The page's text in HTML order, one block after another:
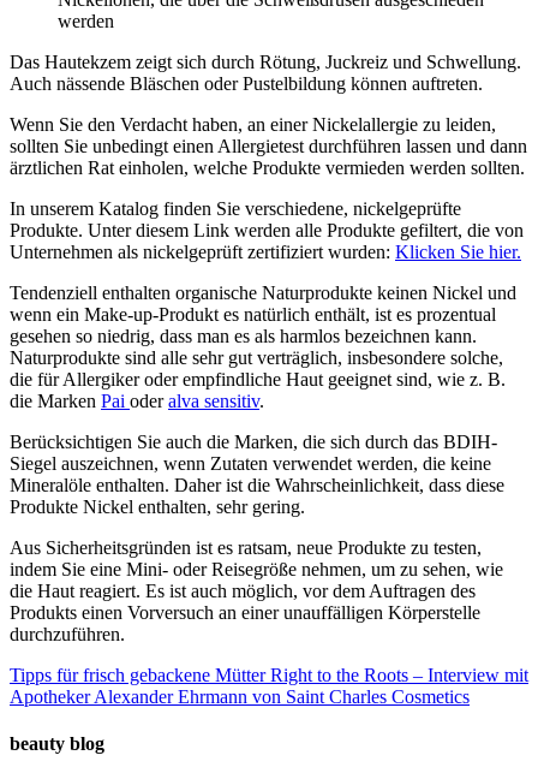
werden
Das Hautekzem zeigt sich durch Rötung, Juckreiz und Schwellung.
Auch nässende Bläschen oder Pustelbildung können auftreten.
Wenn Sie den Verdacht haben, an einer Nickelallergie zu leiden,
sollten Sie unbedingt einen Allergietest durchführen lassen und dann
ärztlichen Rat einholen, welche Produkte vermieden werden sollten.
In unserem Katalog finden Sie verschiedene, nickelgeprüfte
Produkte. Unter diesem Link werden alle Produkte gefiltert, die von
Unternehmen als nickelgeprüft zertifiziert wurden: Klicken Sie hier.
Tendenziell enthalten organische Naturprodukte keinen Nickel und
wenn ein Make-up-Produkt es natürlich enthält, ist es prozentual
gesehen so niedrig, dass man es als harmlos bezeichnen kann.
Naturprodukte sind alle sehr gut verträglich, insbesondere solche,
die für Allergiker oder empfindliche Haut geeignet sind, wie z. B.
die Marken Pai oderalva sensitiv.
Berücksichtigen Sie auch die Marken, die sich durch das BDIH-
Siegel auszeichnen, wenn Zutaten verwendet werden, die keine
Mineralöle enthalten. Daher ist die Wahrscheinlichkeit, dass diese
Produkte Nickel enthalten, sehr gering.
Aus Sicherheitsgründen ist es ratsam, neue Produkte zu testen,
indem Sie eine Mini- oder Reisegröße nehmen, um zu sehen, wie
die Haut reagiert. Es ist auch möglich, vor dem Auftragen des
Produkts einen Vorversuch an einer unauffälligen Körperstelle
durchzuführen.
Tipps für frisch gebackene Mütter Right to the Roots – Interview mit
Apotheker Alexander Ehrmann von Saint Charles Cosmetics
beauty blog